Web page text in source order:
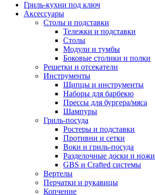
Гриль-кухни под ключ
Аксессуары
Столы и подставки
Тележки и подставки
Столы
Модули и тумбы
Боковые столики и полки
Решетки и отсекатели
Инструменты
Щипцы и инструменты
Наборы для барбекю
Прессы для бургера/мяса
Шампуры
Гриль-посуда
Ростеры и подставки
Противни и сетки
Воки и гриль-посуда
Разделочные доски и ножи
GBS и Crafted системы
Вертелы
Перчатки и рукавицы
Копчение